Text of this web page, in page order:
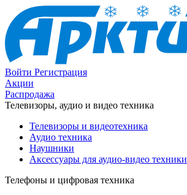
Войти Регистрация
Акции
Распродажа
Телевизоры, аудио и видео техника
Телевизоры и видеотехника
Аудио техника
Наушники
Аксессуары для аудио-видео техники
Телефоны и цифровая техника